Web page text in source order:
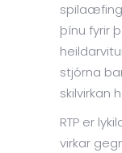
þínu fyrir
stjórna
skilvirkan
RTP er
virkar